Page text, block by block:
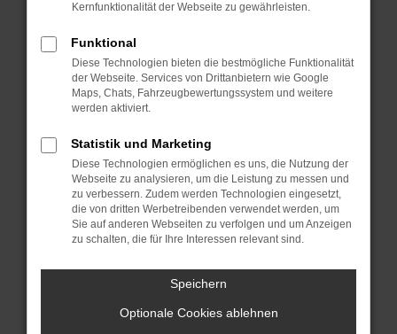
Prüfe deine Browsererweiterungen.
Manche Erweiterungen, wie Werbeblocker,
können das Laden bestimmter Seiten
verhindern. Funktioniert die Seite in einem
anderen Browser oder in einem privaten
Fenster?
Starte dein Gerät neu.
Das kann manchmal helfen, vorübergehende
Probleme zu beheben.
Stelle sicher, dass dein Browser und dein
Betriebssystem auf dem neuesten Stand
sind.
Sicherheitsrisiko, sondern kann auch dazu
unterstützt werden.
Kernfunktionalität der Webseite zu gewährleisten.
Funktional
Diese Technologien bieten die bestmögliche Funktionalität
der Webseite. Services von Drittanbietern wie Google
Maps, Chats, Fahrzeugbewertungssystem und weitere
werden aktiviert.
Statistik und Marketing
Diese Technologien ermöglichen es uns, die Nutzung der
Webseite zu analysieren, um die Leistung zu messen und
zu verbessern. Zudem werden Technologien eingesetzt,
die von dritten Werbetreibenden verwendet werden, um
Sie auf anderen Webseiten zu verfolgen und um Anzeigen
zu schalten, die für Ihre Interessen relevant sind.
Speichern
Optionale Cookies ablehnen